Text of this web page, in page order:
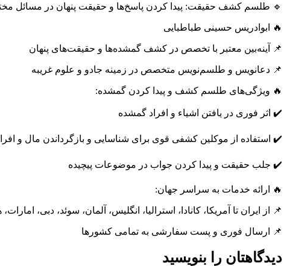
🔹 طلسم کشف حقیقت: پیدا کردن پاسخ‌ها و حقیقت پنهان در مسائل
🔥 ابوادریس حسینی طباطبایی
📌 آینه‌بین معتبر با تخصص در کشف گمشده‌ها و حقیقت‌های پنهان
📌 دعانویس و طلسم‌نویس متخصص در زمینه جادو و علوم غریبه
🔥 ویژگی‌های طلسم کشف و پیدا کردن گمشده:
✔️ اثر فوری در یافتن اشیاء و افراد گمشده
✔️ استفاده از موکلین کشفی قوی برای شناسایی و بازگرداندن مال و
✔️ جلب حقیقت و پیدا کردن جواب در موضوعات پیچیده
🔥 ارائه خدمات به سراسر جهان:
📌 از ایران تا آمریکا، کانادا، استرالیا، انگلیس، آلمان، سوئد، دبی،
📌 ارسال فوری و پست سفارشی به تمامی کشورها
دیدگاهتان را بنویسید